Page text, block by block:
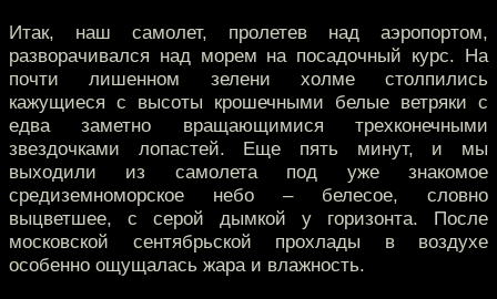
Итак, наш самолет, пролетев над аэропортом,
разворачивался над морем на посадочный курс. На
почти лишенном зелени холме столпились
кажущиеся с высоты крошечными белые ветряки с
едва заметно вращающимися трехконечными
звездочками лопастей. Еще пять минут, и мы
выходили из самолета под уже знакомое
средиземноморское небо – белесое, словно
выцветшее, с серой дымкой у горизонта. После
московской сентябрьской прохлады в воздухе
особенно ощущалась жара и влажность.